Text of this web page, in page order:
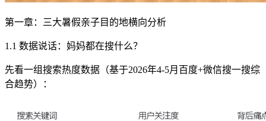
第一章：三大暑假亲子目的地横向分析
1.1 数据说话：妈妈都在搜什么？
先看一组搜索热度数据（基于2026年4-5月百度+微信搜一搜综
合趋势）：